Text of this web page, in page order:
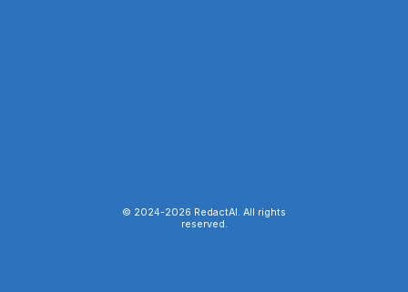
© 2024-2026 RedactAI. All rights
reserved.